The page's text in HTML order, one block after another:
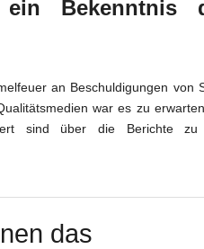
Bekenntnis
an Beschuldigungen von
war es zu
sind über die Berichte zu
das